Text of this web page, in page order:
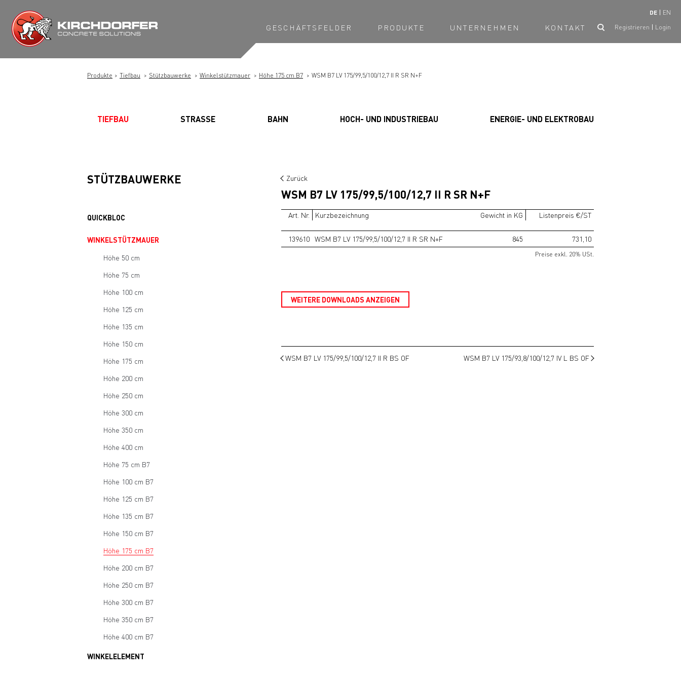
Inhalt
springen
DE EN
GESCHÄFTSFELDER PRODUKTE UNTERNEHMEN KONTAKT Registrieren Login
Produkte Tiefbau Stützbauwerke Winkelstützmauer Höhe 175 cm B7 WSM B7 LV 175/99,5/100/12,7 II R SR N+F
TIEFBAU STRASSE BAHN HOCH- UND INDUSTRIEBAU ENERGIE- UND ELEKTROBAU
STÜTZBAUWERKE
QUICKBLOC
WINKELSTÜTZMAUER
Höhe 50 cm
Höhe 75 cm
Höhe 100 cm
Höhe 125 cm
Höhe 135 cm
Höhe 150 cm
Höhe 175 cm
Höhe 200 cm
Höhe 250 cm
Höhe 300 cm
Höhe 350 cm
Höhe 400 cm
Höhe 75 cm B7
Höhe 100 cm B7
Höhe 125 cm B7
Höhe 135 cm B7
Höhe 150 cm B7
Höhe 175 cm B7
Höhe 200 cm B7
Höhe 250 cm B7
Höhe 300 cm B7
Höhe 350 cm B7
Höhe 400 cm B7
WINKELELEMENT
Zurück
WSM B7 LV 175/99,5/100/12,7 II R SR N+F
Art. Nr. Kurzbezeichnung Gewicht in KG Listenpreis €/ST
139610 WSM B7 LV 175/99,5/100/12,7 II R SR N+F 845 731,10
Preise exkl. 20% USt.
WEITERE DOWNLOADS ANZEIGEN
WSM B7 LV 175/99,5/100/12,7 II R BS OF WSM B7 LV 175/93,8/100/12,7 IV L BS OF